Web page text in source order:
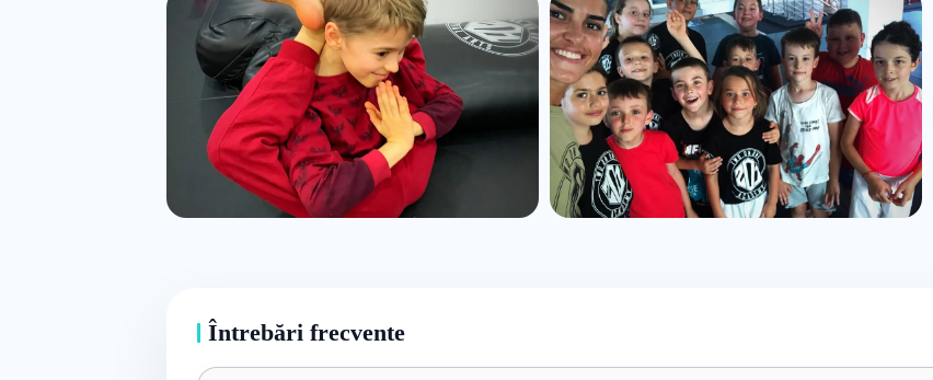
Întrebări frecvente